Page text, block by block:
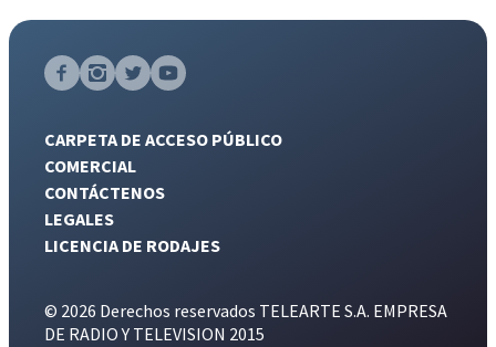
CARPETA DE ACCESO PÚBLICO
COMERCIAL
CONTÁCTENOS
LEGALES
LICENCIA DE RODAJES
© 2026 Derechos reservados TELEARTE S.A. EMPRESA
DE RADIO Y TELEVISION 2015